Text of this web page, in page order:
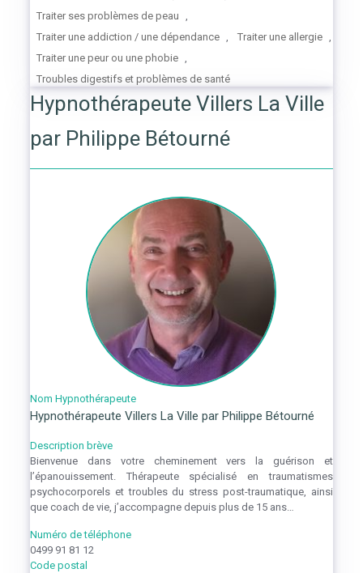
Traiter ses problèmes de peau ,
Traiter une addiction / une dépendance , Traiter une allergie ,
Traiter une peur ou une phobie ,
Troubles digestifs et problèmes de santé
Hypnothérapeute Villers La Ville
par Philippe Bétourné
Nom Hypnothérapeute
Hypnothérapeute Villers La Ville par Philippe Bétourné
Description brève
Bienvenue dans votre cheminement vers la guérison et
l’épanouissement. Thérapeute spécialisé en traumatismes
psychocorporels et troubles du stress post-traumatique, ainsi
que coach de vie, j’accompagne depuis plus de 15 ans…
Numéro de téléphone
0499 91 81 12
Code postal